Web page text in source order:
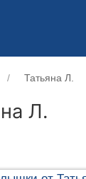
Татьяна Л.
Л.